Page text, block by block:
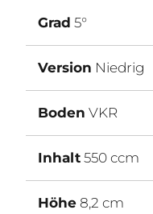
Grad 5°
Version Niedrig
Boden VKR
Inhalt 550 ccm
Höhe 8,2 cm